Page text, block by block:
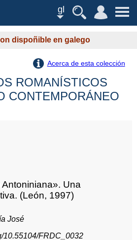
gl
dispoñible en galego
Acerca de esta colección
ROMANÍSTICOS
CONTEMPORÁNEO
Una
(León, 1997)
José
10.55104/FRDC_0032